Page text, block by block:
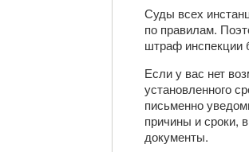
Суды всех
по правилам.
штраф инспекции
Если у вас нет
установленного
письменно
причины и сроки,
документы.